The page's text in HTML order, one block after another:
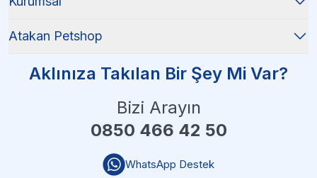
Atakan Petshop
Aklınıza Takılan Bir Şey Mi Var?
Bizi Arayın
0850 466 42 50
WhatsApp Destek